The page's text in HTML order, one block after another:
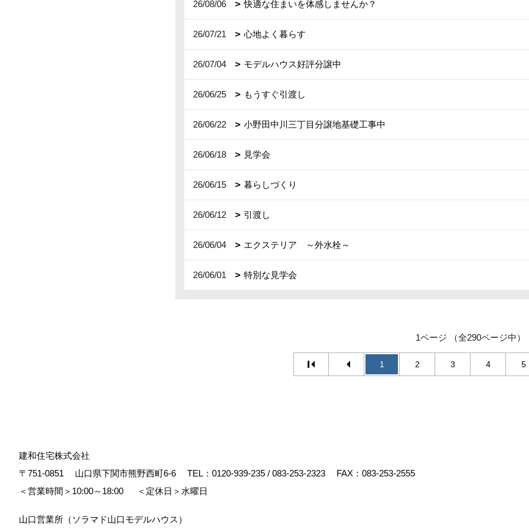
26/08/06 快適な住まいを体感しませんか？
26/07/21 心地よく暮らす
26/07/04 モデルハウス好評分譲中
26/06/25 もうすぐ引渡し
26/06/22 小野田中川三丁目分譲地基礎工事中
26/06/18 見学会
26/06/15 暮らしづくり
26/06/12 引渡し
26/06/04 エクステリア ～外水栓～
26/06/01 特別な見学会
1ページ （全290ページ中）
1 2 3 4 5
建和住宅株式会社
〒751-0851
山口県下関市熊野西町6-6 TEL： 0120-939-235 / 083-253-2323
FAX：083-253-2555
＜営業時間＞10:00～18:00
＜定休日＞水曜日
山口営業所（ソラマド山口モデルハウス）